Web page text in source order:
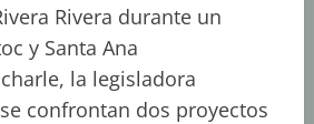
Rivera durante un
y Santa Ana
la legisladora
confrontan dos proyectos